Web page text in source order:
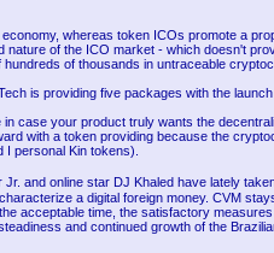
whereas token ICOs promote a
nature of the ICO market - which doesn't
of thousands in untraceable
is providing five packages with the launch
case your product truly wants the
with a token providing because the
personal Kin tokens).
and online star DJ Khaled have lately
a digital foreign money. CVM
acceptable time, the satisfactory
and continued growth of the